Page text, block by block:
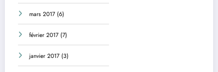
mars 2017 (6)
février 2017 (7)
janvier 2017 (3)